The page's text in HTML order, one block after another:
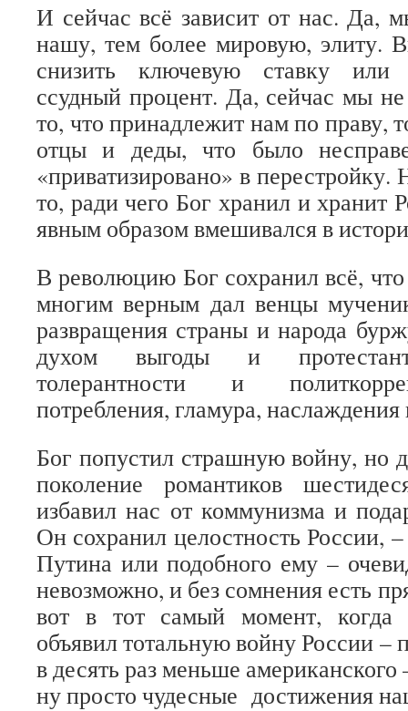
И сейчас всё зависит от нас. Да,
нашу, тем более мировую, элиту.
снизить ключевую ставку или
ссудный процент. Да, сейчас мы
то, что принадлежит нам по праву,
отцы и деды, что было
«приватизировано» в
то, ради чего Бог хранил и хранит
явным образом вмешивался в
В революцию Бог сохранил всё,
многим верным дал венцы
развращения страны и народа
духом выгоды и
толерантности и
потребления, гламура, наслаждения
Бог попустил страшную войну, но
поколение романтиков
избавил нас от коммунизма и
Он сохранил целостность России,
Путина или подобного ему –
невозможно, и без сомнения есть
вот в тот самый момент, когда
объявил тотальную войну России
в десять раз меньше
ну просто чудесные достижения